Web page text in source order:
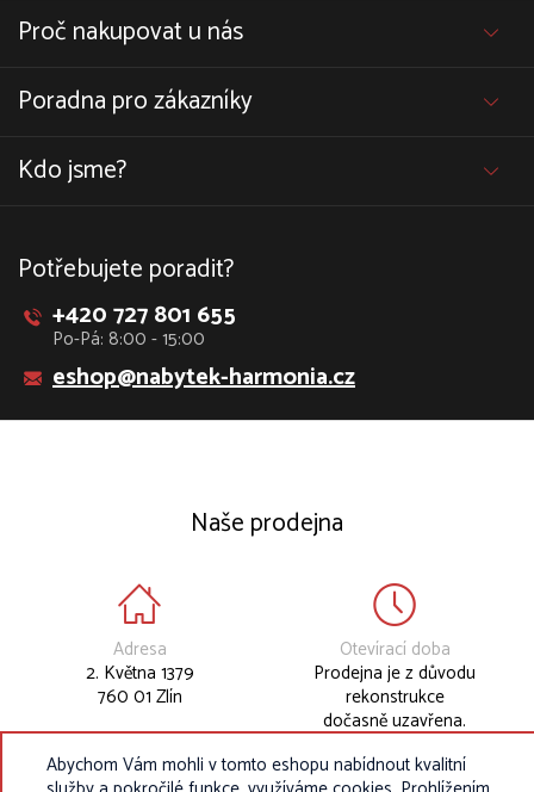
Proč nakupovat u nás
Poradna pro zákazníky
Kdo jsme?
Potřebujete poradit?
+420 727 801 655
Po-Pá: 8:00 - 15:00
eshop@nabytek-harmonia.cz
Naše prodejna
Adresa
2. Května 1379
760 01 Zlín
Otevírací doba
Prodejna je z důvodu
rekonstrukce
dočasně uzavřena.
Abychom Vám mohli v tomto eshopu nabídnout kvalitní